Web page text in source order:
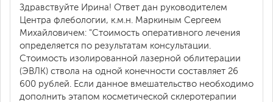
Здравствуйте Ирина! Ответ дан руководителем
Центра флебологии, к.м.н. Маркиным Сергеем
Михайловичем: "Стоимость оперативного лечения
определяется по результатам консультации.
Стоимость изолированной лазерной облитерации
(ЭВЛК) ствола на одной конечности составляет 26
600 рублей. Если данное вмешательство необходимо
дополнить этапом косметической склеротерапии